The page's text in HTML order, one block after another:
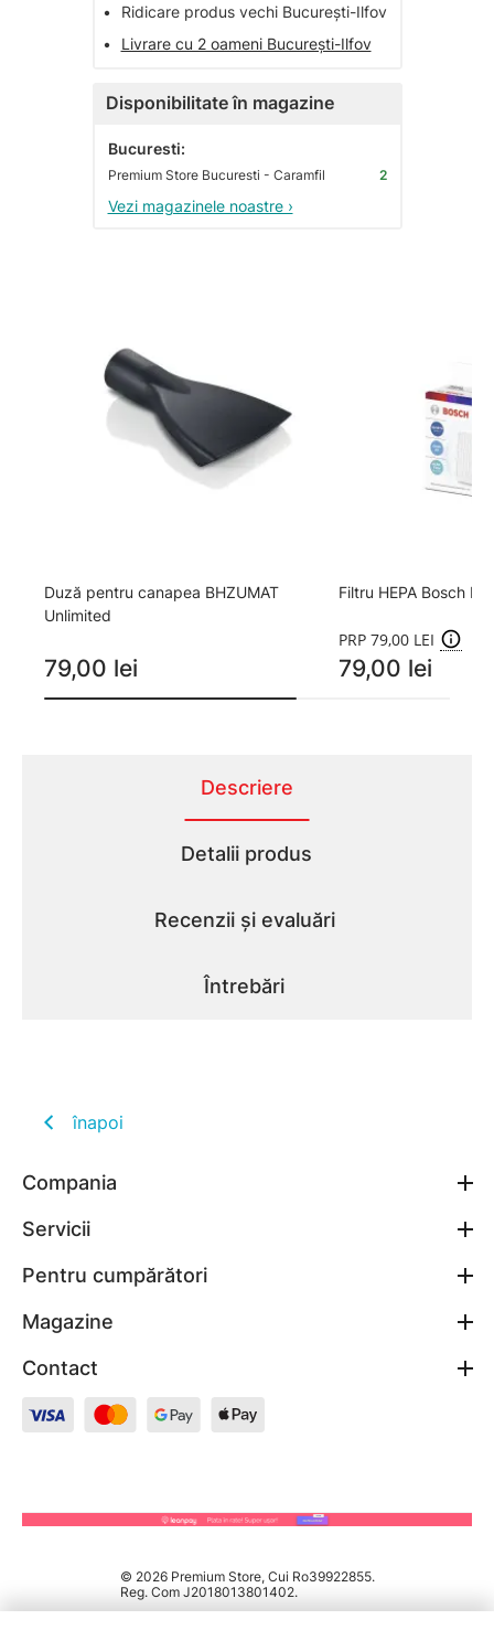
•
Ridicare produs vechi București-Ilfov
•
Livrare cu 2 oameni București-Ilfov
Disponibilitate în magazine
Bucuresti:
Premium Store Bucuresti - Caramfil 2
Vezi magazinele noastre ›
Duză pentru canapea BHZUMAT
Unlimited
79,00 lei
Filtru HEPA Bosch
PRP 79,00 LEI
79,00 lei
Descriere
Detalii produs
Recenzii și evaluări
Întrebări
înapoi
Compania
Servicii
Pentru cumpărători
Magazine
Contact
© 2026 Premium Store, Cui Ro39922855.
Reg. Com J2018013801402.